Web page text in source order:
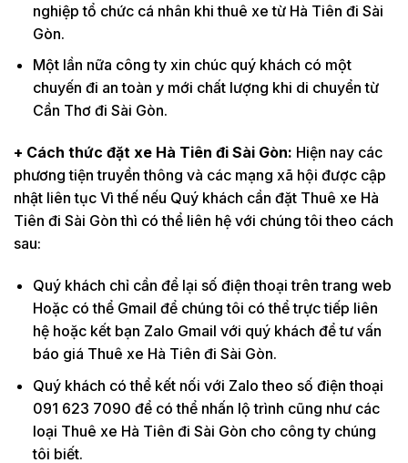
nghiệp tổ chức cá nhân khi thuê xe từ Hà Tiên đi Sài
Gòn.
Một lần nữa công ty xin chúc quý khách có một
chuyến đi an toàn y mới chất lượng khi di chuyển từ
Cần Thơ đi Sài Gòn.
+ Cách thức đặt xe Hà Tiên đi Sài Gòn: Hiện nay các
phương tiện truyền thông và các mạng xã hội được cập
nhật liên tục Vì thế nếu Quý khách cần đặt Thuê xe Hà
Tiên đi Sài Gòn thì có thể liên hệ với chúng tôi theo cách
sau:
Quý khách chỉ cần để lại số điện thoại trên trang web
Hoặc có thể Gmail để chúng tôi có thể trực tiếp liên
hệ hoặc kết bạn Zalo Gmail với quý khách để tư vấn
báo giá Thuê xe Hà Tiên đi Sài Gòn.
Quý khách có thể kết nối với Zalo theo số điện thoại
091 623 7090 để có thể nhấn lộ trình cũng như các
loại Thuê xe Hà Tiên đi Sài Gòn cho công ty chúng
tôi biết.